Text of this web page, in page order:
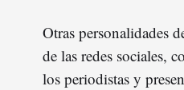
Otras personalidades
de las redes sociales,
los periodistas y